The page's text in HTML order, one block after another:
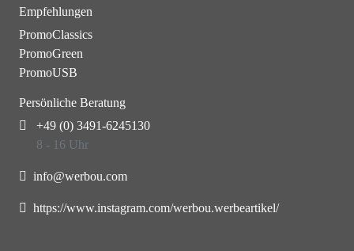
Empfehlungen
PromoClassics
PromoGreen
PromoUSB
Persönliche Beratung
+49 (0) 3491-6245130
8 - 16 Uhr
info@werbou.com
https://www.instagram.com/werbou.werbeartikel/